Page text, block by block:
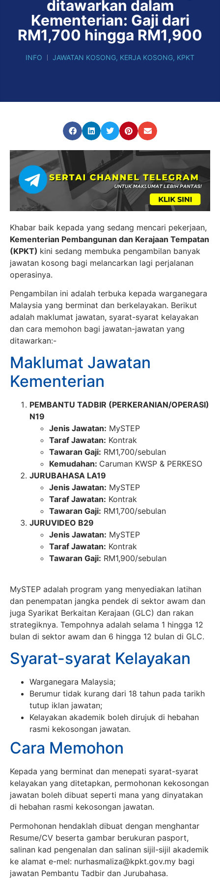
ditawarkan dalam
Kementerian: Gaji dari
RM1,700 hingga RM1,900
INFO JAWATAN KOSONG, KERJA KOSONG, KPKT
Khabar baik kepada yang sedang mencari pekerjaan,
Kementerian Pembangunan dan Kerajaan Tempatan
(KPKT) kini sedang membuka pengambilan banyak
jawatan kosong bagi melancarkan lagi perjalanan
operasinya.
Pengambilan ini adalah terbuka kepada warganegara
Malaysia yang berminat dan berkelayakan. Berikut
adalah maklumat jawatan, syarat-syarat kelayakan
dan cara memohon bagi jawatan-jawatan yang
ditawarkan:-
Maklumat Jawatan
Kementerian
PEMBANTU TADBIR (PERKERANIAN/OPERASI)
N19
Jenis Jawatan: MySTEP
Taraf Jawatan: Kontrak
Tawaran Gaji: RM1,700/sebulan
Kemudahan: Caruman KWSP & PERKESO
JURUBAHASA LA19
Jenis Jawatan: MySTEP
Taraf Jawatan: Kontrak
Tawaran Gaji: RM1,700/sebulan
JURUVIDEO B29
Jenis Jawatan: MySTEP
Taraf Jawatan: Kontrak
Tawaran Gaji: RM1,900/sebulan
MySTEP adalah program yang menyediakan latihan
dan penempatan jangka pendek di sektor awam dan
juga Syarikat Berkaitan Kerajaan (GLC) dan rakan
strategiknya​. Tempohnya adalah selama 1 hingga 12
bulan di sektor awam dan 6 hingga 12 bulan di GLC.
Syarat-syarat Kelayakan
Warganegara Malaysia;
Berumur tidak kurang dari 18 tahun pada tarikh
tutup iklan jawatan;
Kelayakan akademik boleh dirujuk di hebahan
rasmi kekosongan jawatan.
Cara Memohon
Kepada yang berminat dan menepati syarat-syarat
kelayakan yang ditetapkan, permohonan kekosongan
jawatan boleh dibuat seperti mana yang dinyatakan
di hebahan rasmi kekosongan jawatan.
Permohonan hendaklah dibuat dengan menghantar
Resume/CV beserta gambar berukuran pasport,
salinan kad pengenalan dan salinan sijil-sijil akademik
ke alamat e-mel: nurhasmaliza@kpkt.gov.my bagi
jawatan Pembantu Tadbir dan Jurubahasa.